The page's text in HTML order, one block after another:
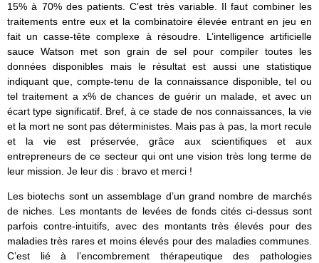
15% à 70% des patients. C’est très variable. Il faut combiner les
traitements entre eux et la combinatoire élevée entrant en jeu en
fait un casse-tête complexe à résoudre. L’intelligence artificielle
sauce Watson met son grain de sel pour compiler toutes les
données disponibles mais le résultat est aussi une statistique
indiquant que, compte-tenu de la connaissance disponible, tel ou
tel traitement a x% de chances de guérir un malade, et avec un
écart type significatif. Bref, à ce stade de nos connaissances, la vie
et la mort ne sont pas déterministes. Mais pas à pas, la mort recule
et la vie est préservée, grâce aux scientifiques et aux
entrepreneurs de ce secteur qui ont une vision très long terme de
leur mission. Je leur dis : bravo et merci !
Les biotechs sont un assemblage d’un grand nombre de marchés
de niches. Les montants de levées de fonds cités ci-dessus sont
parfois contre-intuitifs, avec des montants très élevés pour des
maladies très rares et moins élevés pour des maladies communes.
C’est lié à l’encombrement thérapeutique des pathologies